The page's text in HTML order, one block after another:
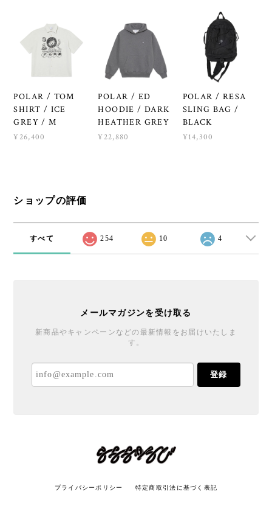
POLAR / TOM
SHIRT / ICE
GREY / M
¥26,400
POLAR / ED
HOODIE / DARK
HEATHER GREY
¥22,880
POLAR / RESA
SLING BAG /
BLACK
¥14,300
ショップの評価
すべて 254 10 4
メールマガジンを受け取る
新商品やキャンペーンなどの最新情報をお届けいたしま
す。
登録
プライバシーポリシー 特定商取引法に基づく表記